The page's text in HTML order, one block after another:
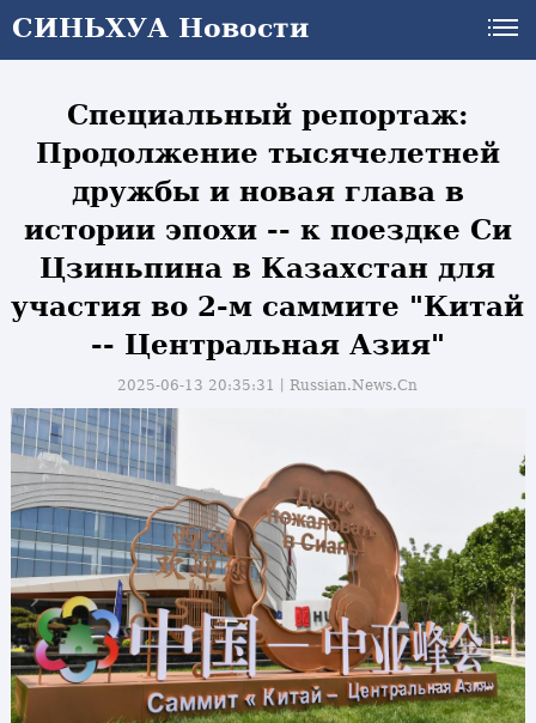
СИНЬХУА Новости
СИНЬХУА Новости
Специальный репортаж:
Продолжение тысячелетней
дружбы и новая глава в
истории эпохи -- к поездке Си
Цзиньпина в Казахстан для
участия во 2-м саммите "Китай
-- Центральная Азия"
2025-06-13 20:35:31丨Russian.News.Cn